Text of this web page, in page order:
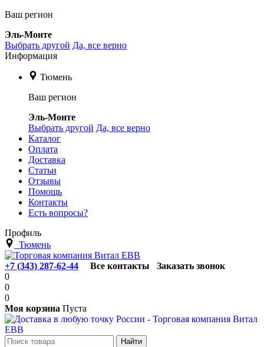
Ваш регион
Эль-Монте
Выбрать другой Да, все верно
Информация
Тюмень
Ваш регион
Эль-Монте
Выбрать другой Да, все верно
Каталог
Оплата
Доставка
Статьи
Отзывы
Помощь
Контакты
Есть вопросы?
Профиль
Тюмень
+7 (343) 287-62-44 Все контакты
Заказать звонок
0
0
0
Моя корзина Пуста